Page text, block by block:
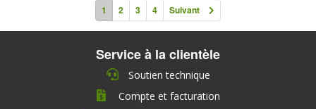
1 2 3 4 Suivant
Service à la clientèle
Soutien technique
Compte et facturation